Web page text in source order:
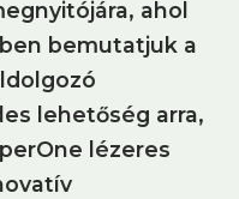
ahol
bemutatjuk a
lehetőség arra,
lézeres